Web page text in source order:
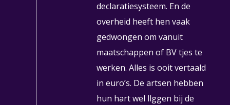
declaratiesysteem. En de
overheid heeft hen vaak
gedwongen om vanuit
maatschappen of BV tjes te
werken. Alles is ooit vertaald
in euro’s. De artsen hebben
hun hart wel llggen bij de